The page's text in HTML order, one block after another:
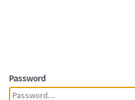
Password